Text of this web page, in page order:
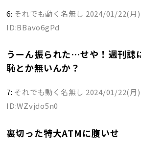
6: それでも動く名無し 2024/01/22(月)
ID:BBavo6gPd
うーん振られた…せや！週刊誌
恥とか無いんか？
7: それでも動く名無し 2024/01/22(月)
ID:WZvjdo5n0
裏切った特大ATMに腹いせ